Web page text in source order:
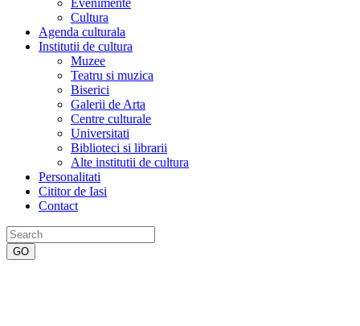
Evenimente
Cultura
Agenda culturala
Institutii de cultura
Muzee
Teatru si muzica
Biserici
Galerii de Arta
Centre culturale
Universitati
Biblioteci si librarii
Alte institutii de cultura
Personalitati
Cititor de Iasi
Contact